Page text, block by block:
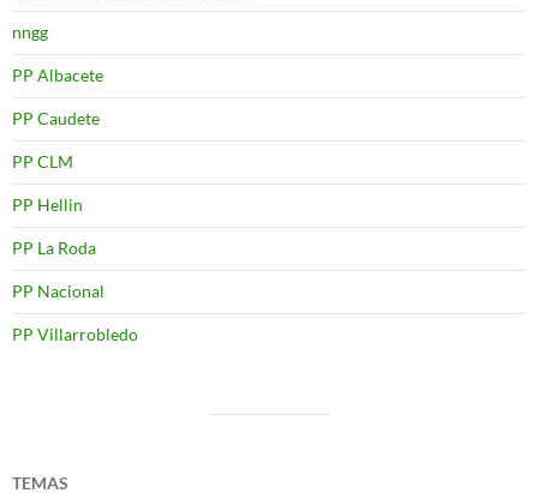
nngg
PP Albacete
PP Caudete
PP CLM
PP Hellin
PP La Roda
PP Nacional
PP Villarrobledo
TEMAS